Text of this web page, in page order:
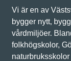
Vi är en av
bygger nytt,
vårdmiljöer.
folkhögskolor,